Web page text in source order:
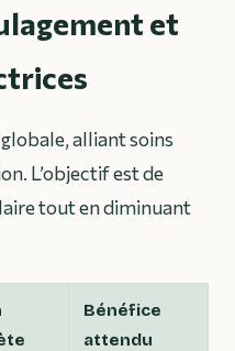
et
alliant soins
L’objectif est de
tout en diminuant
Bénéfice
attendu